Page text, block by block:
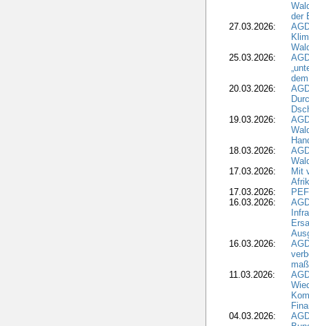
der
27.03.2026:
25.03.2026:
20.03.2026:
19.03.2026:
18.03.2026:
17.03.2026:
Mit
17.03.2026:
16.03.2026:
16.03.2026:
11.03.2026:
04.03.2026: